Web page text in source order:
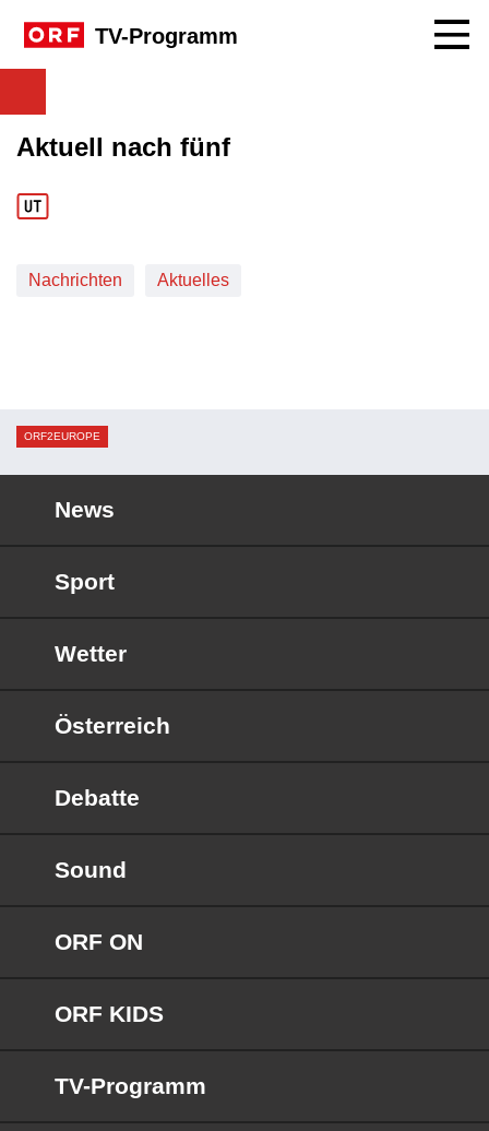
TV-Programm
Aktuell nach fünf
Nachrichten Aktuelles
ORF2EUROPE
News
Sport
Wetter
Österreich
Debatte
Sound
ORF ON
ORF KIDS
TV-Programm